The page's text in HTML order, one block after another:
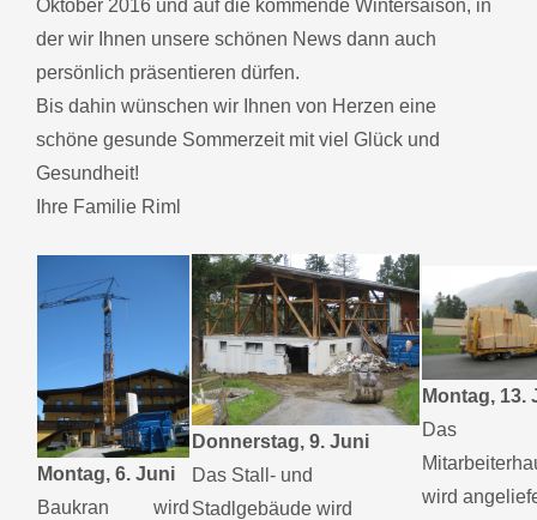
Oktober 2016 und auf die kommende Wintersaison, in
der wir Ihnen unsere schönen News dann auch
persönlich präsentieren dürfen.
Bis dahin wünschen wir Ihnen von Herzen eine
schöne gesunde Sommerzeit mit viel Glück und
Gesundheit!
Ihre Familie Riml
Montag, 6. Juni
Baukran wird
Donnerstag, 9. Juni
Das Stall- und
Stadlgebäude wird
Montag, 13.
Das
wird